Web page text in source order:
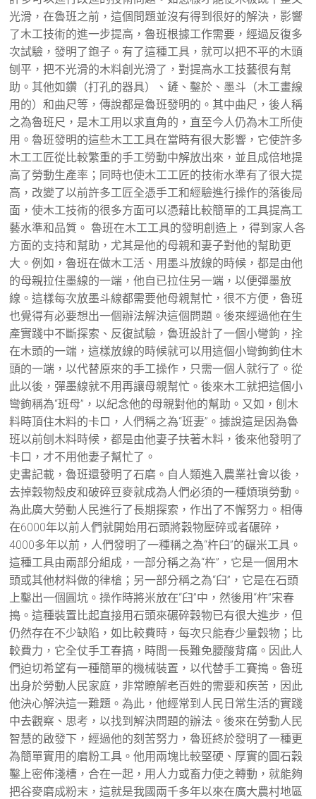
光滑，在魯班之前，這個問題並沒有得到很好的解決，影響
了木工技術的進一步提高，魯班根據工作需要，經過反復多
次試驗，發明了鉋子。有了這種工具，就可以把不平的木頭
刨平，把不光滑的木料創光滑了，對提高水工技藝很有幫
助。其他如鑽（打孔的器具）、鏟、鑿於、墨斗（木工畫線
用的）和曲尺等，傳說都是魯班發明的。其中曲尺，後人稱
之為魯班尺，是木工用以求直角的，直至今人仍為木工所使
用。魯班發明的這些木工工具在當時有很大影響，它使許多
木工工匠從比較繁重的手工勞動中解放出來，並且成倍地提
高了勞動生產率；同時也使木工工匠的技術水準有了很大提
高，改變了以前許多工匠全憑手工和經驗進行操作的落後局
面，使木工技術的很多方面可以憑藉比較簡單的工具提高工
藝水準和品質。 魯班在木工工具的發明創造上，得到家人各
方面的支持和幫助，尤其是他的母親和妻子對他的幫助更
大。例如，魯班在做木工活、用墨斗放線的時候，都是由他
的母親拉住墨線的一端，他自已拉住另一端，以便彈墨放
線。這樣每次放墨斗線都需要他母親幫忙，很不方便，魯班
也覺得有必要想出一個辦法解決這個問題。後來經過他在生
產實踐中不斷探索、反復試驗，魯班設計了一個小彎鉤，拴
在木頭的一端，這樣放線的時候就可以用這個小彎鉤鉤住木
頭的一端，以代替原來的手工操作，只需一個人就行了。從
此以後，彈墨線就不用再讓母親幫忙。後來木工就把這個小
彎鉤稱為“班母”，以紀念他的母親對他的幫助。又如，刨木
料時頂住木料的卡口，人們稱之為“班妻”。據說這是因為魯
班以前刨木料時候，都是由他妻子扶著木料，後來他發明了
卡口，才不用他妻子幫忙了。
史書記載，魯班還發明了石磨。自人類進入農業社會以後，
去掉穀物殼皮和破碎豆麥就成為人們必須的一種煩瑣勞動。
為此廣大勞動人民進行了長期探索，作出了不懈努力。相傳
在6000年以前人們就開始用石頭將穀物壓碎或者碾碎，
4000多年以前，人們發明了一種稱之為“杵臼”的碾米工具。
這種工具由兩部分組成，一部分稱之為“杵”，它是一個用木
頭或其他材料做的律槍；另一部分稱之為“臼”，它是在石頭
上鑿出一個圓坑。操作時將米放在“臼”中，然後用“杵”宋春
搗。這種裝置比起直接用石頭來碾碎穀物已有很大進步，但
仍然存在不少缺陷，如比較費時，每次只能春少量穀物；比
較費力，它全仗手工春搞，時間一長難免腰酸背痛。因此人
們迫切希望有一種簡單的機械裝置，以代替手工賽搗。魯班
出身於勞動人民家庭，非常瞭解老百姓的需要和疾苦，因此
他決心解決這一難題。為此，他經常到人民日常生活的實踐
中去觀察、思考，以找到解決問題的辦法。後來在勞動人民
智慧的啟發下，經過他的刻苦努力，魯班終於發明了一種更
為簡單實用的磨粉工具。他用兩塊比較堅硬、厚實的圓石穀
鑿上密佈淺槽，合在一起，用人力或畜力使之轉動，就能夠
把谷麥磨成粉末，這就是我國兩千多年以來在廣大農村地區